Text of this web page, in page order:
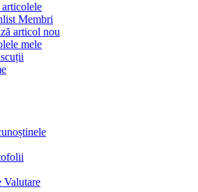
articolele
Membri
articol nou
mele
Valutare